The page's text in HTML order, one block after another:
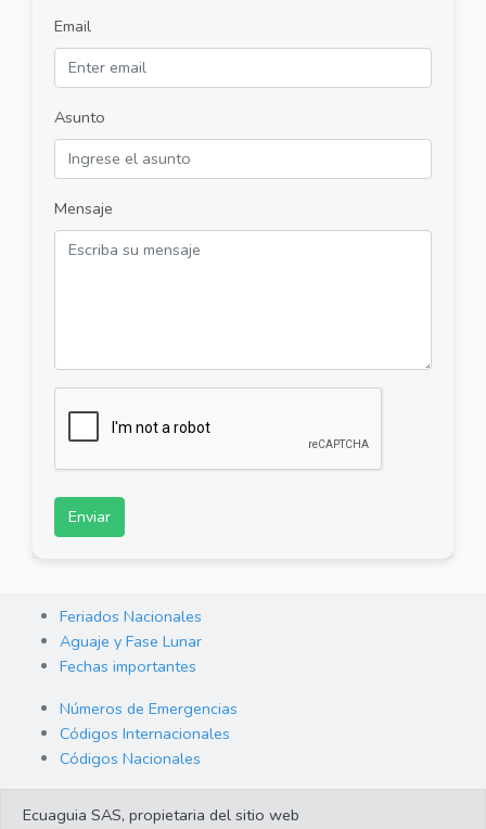
Email
Asunto
Mensaje
Enviar
Feriados Nacionales
Aguaje y Fase Lunar
Fechas importantes
Números de Emergencias
Códigos Internacionales
Códigos Nacionales
Ecuaguia SAS, propietaria del sitio web